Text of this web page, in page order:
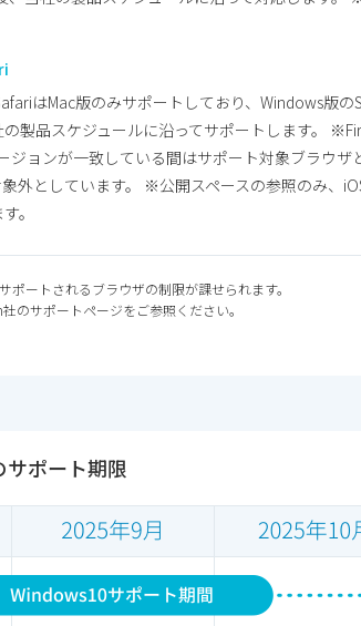
はMac版のみサポートしており、Windows版の
製品スケジュールに沿ってサポートします。
ジョンが一致している間はサポート対象ブラウザ
外としています。 ※公開スペースの参照のみ、
。
ートされるブラウザの制限が課せられます。
のサポートページをご参照ください。
ポート期限